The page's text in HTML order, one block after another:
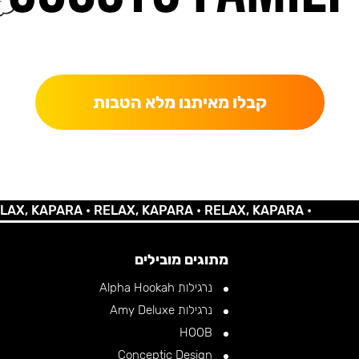
קבלו מאיתנו מלא הטבות
•RELAX, KAPARA •RELAX, KAPARA •
מתוגים מובילים
נרגילות Alpha Hookah
נרגילות Amy Deluxe